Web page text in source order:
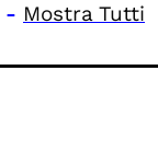
- Mostra Tutti